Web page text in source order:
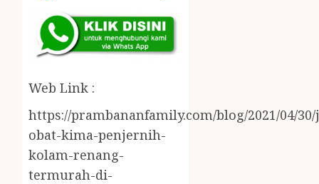
Web Link :
https://prambananfamily.com/blog/2021/04/
obat-kima-penjernih-
kolam-renang-
termurah-di-